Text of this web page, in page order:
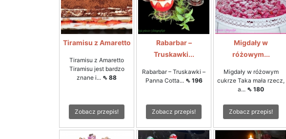
Tiramisu z Amaretto
Tiramisu z Amaretto
Tiramisu jest bardzo
znane i... ⇖ 88
Zobacz przepis!
Rabarbar –
Truskawki...
Rabarbar – Truskawki –
Panna Cotta... ⇖ 196
Zobacz przepis!
Migdały w
różowym...
Migdały w różowym
cukrze Taka mała rzecz,
a... ⇖ 180
Zobacz przepis!